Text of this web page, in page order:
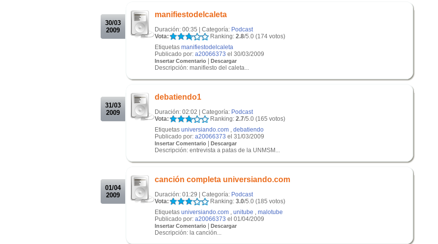
30/03
2009
manifiestodelcaleta
Duración: 00:35 | Categoría: Podcast
Vota:
Ranking: 2.8/5.0 (174 votos)
Etiquetas manifiestodelcaleta
Publicado por: a20066373 el 30/03/2009
Insertar Comentario | Descargar
Descripción: manifiesto del caleta...
31/03
2009
debatiendo1
Duración: 02:02 | Categoría: Podcast
Vota:
Ranking: 2.7/5.0 (165 votos)
Etiquetas universiando.com , debatiendo
Publicado por: a20066373 el 31/03/2009
Insertar Comentario | Descargar
Descripción: entrevista a patas de la UNMSM...
01/04
2009
canción completa universiando.com
Duración: 01:29 | Categoría: Podcast
Vota:
Ranking: 3.0/5.0 (185 votos)
Etiquetas universiando.com , unitube , malotube
Publicado por: a20066373 el 01/04/2009
Insertar Comentario | Descargar
Descripción: la canción...